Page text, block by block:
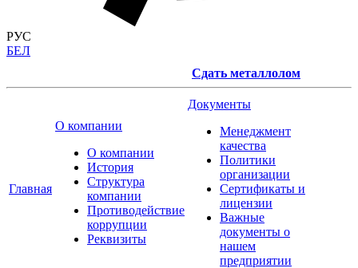
РУС
БЕЛ
Сдать металлолом
Главная
О компании
О компании
История
Структура
компании
Противодействие
коррупции
Реквизиты
Документы
Менеджмент
качества
Политики
организации
Сертификаты и
лицензии
Важные
документы о
нашем
предприятии